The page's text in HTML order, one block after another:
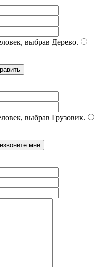
выбрав Дерево.
выбрав Грузовик.